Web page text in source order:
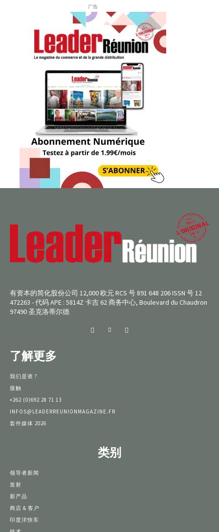
广告
有资本的简化股份公司 12,000 欧元 RCS 号 891 648 206 ISSN 号 12
472263 - 代码 APE : 5814Z 卡吉 62 商务中心, Boulevard du Chaudron
97490 圣克洛蒂尔德
了解更多
我们是谁 ?
接触
+262 (0)692 28 71 13
INFOS@LEADERREUNIONMAGAZINE.FR
套件媒体 2026
类别
领导者新闻
发射
新产品
商店 & 客户
印度洋快车